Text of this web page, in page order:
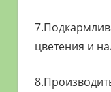
цветения и